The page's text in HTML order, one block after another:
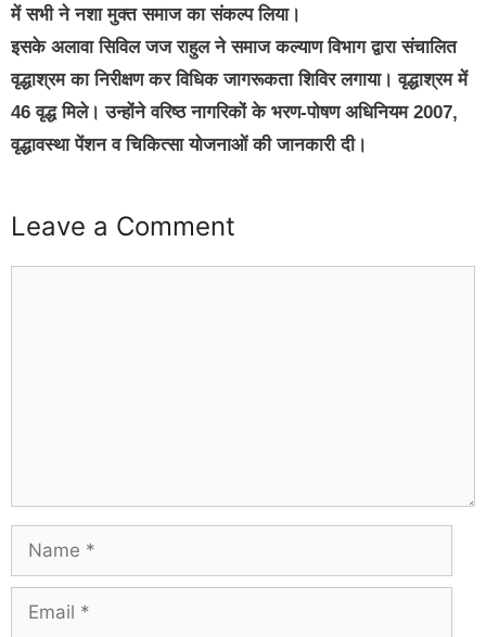
में सभी ने नशा मुक्त समाज का संकल्प लिया।
इसके अलावा सिविल जज राहुल ने समाज कल्याण विभाग द्वारा संचालित
वृद्धाश्रम का निरीक्षण कर विधिक जागरूकता शिविर लगाया। वृद्धाश्रम में
46 वृद्ध मिले। उन्होंने वरिष्ठ नागरिकों के भरण-पोषण अधिनियम 2007,
वृद्धावस्था पेंशन व चिकित्सा योजनाओं की जानकारी दी।
Leave a Comment